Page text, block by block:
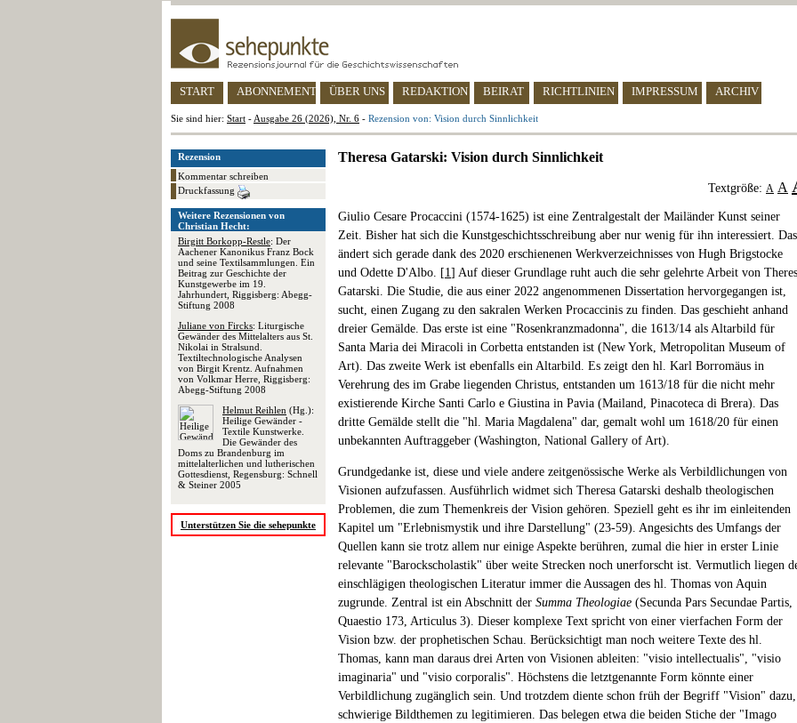
START ABONNEMENT ÜBER UNS REDAKTION BEIRAT RICHTLINIEN IMPRESSUM ARCHIV
Sie sind hier: Start - Ausgabe 26 (2026), Nr. 6 - Rezension von: Vision durch Sinnlichkeit
Rezension
Kommentar schreiben
Druckfassung
Weitere Rezensionen von
Christian Hecht:
Birgitt Borkopp-Restle: Der
Aachener Kanonikus Franz Bock
und seine Textilsammlungen. Ein
Beitrag zur Geschichte der
Kunstgewerbe im 19.
Jahrhundert, Riggisberg: Abegg-
Stiftung 2008
Juliane von Fircks: Liturgische
Gewänder des Mittelalters aus St.
Nikolai in Stralsund.
Textiltechnologische Analysen
von Birgit Krentz. Aufnahmen
von Volkmar Herre, Riggisberg:
Abegg-Stiftung 2008
Helmut Reihlen (Hg.):
Heilige Gewänder -
Textile Kunstwerke.
Die Gewänder des
Doms zu Brandenburg im
mittelalterlichen und lutherischen
Gottesdienst, Regensburg: Schnell
& Steiner 2005
Unterstützen Sie die sehepunkte
Theresa Gatarski: Vision durch Sinnlichkeit
Textgröße: A A
Giulio Cesare Procaccini (1574-1625) ist eine Zentralgestalt der Mailänder Kunst seiner
Zeit. Bisher hat sich die Kunstgeschichtsschreibung aber nur wenig für ihn interessiert. Das
ändert sich gerade dank des 2020 erschienenen Werkverzeichnisses von Hugh Brigstocke
und Odette D'Albo. [1] Auf dieser Grundlage ruht auch die sehr gelehrte Arbeit von
Gatarski. Die Studie, die aus einer 2022 angenommenen Dissertation hervorgegangen ist,
sucht, einen Zugang zu den sakralen Werken Procaccinis zu finden. Das geschieht anhand
dreier Gemälde. Das erste ist eine "Rosenkranzmadonna", die 1613/14 als Altarbild für
Santa Maria dei Miracoli in Corbetta entstanden ist (New York, Metropolitan Museum of
Art). Das zweite Werk ist ebenfalls ein Altarbild. Es zeigt den hl. Karl Borromäus in
Verehrung des im Grabe liegenden Christus, entstanden um 1613/18 für die nicht mehr
existierende Kirche Santi Carlo e Giustina in Pavia (Mailand, Pinacoteca di Brera). Das
dritte Gemälde stellt die "hl. Maria Magdalena" dar, gemalt wohl um 1618/20 für einen
unbekannten Auftraggeber (Washington, National Gallery of Art).
Grundgedanke ist, diese und viele andere zeitgenössische Werke als Verbildlichungen von
Visionen aufzufassen. Ausführlich widmet sich Theresa Gatarski deshalb theologischen
Problemen, die zum Themenkreis der Vision gehören. Speziell geht es ihr im einleitenden
Kapitel um "Erlebnismystik und ihre Darstellung" (23-59). Angesichts des Umfangs der
Quellen kann sie trotz allem nur einige Aspekte berühren, zumal die hier in erster Linie
relevante "Barockscholastik" über weite Strecken noch unerforscht ist. Vermutlich liegen
einschlägigen theologischen Literatur immer die Aussagen des hl. Thomas von Aquin
zugrunde. Zentral ist ein Abschnitt der Summa Theologiae (Secunda Pars Secundae Partis,
Quaestio 173, Articulus 3). Dieser komplexe Text spricht von einer vierfachen Form der
Vision bzw. der prophetischen Schau. Berücksichtigt man noch weitere Texte des hl.
Thomas, kann man daraus drei Arten von Visionen ableiten: "visio intellectualis", "visio
imaginaria" und "visio corporalis". Höchstens die letztgenannte Form könnte einer
Verbildlichung zugänglich sein. Und trotzdem diente schon früh der Begriff "Vision" dazu,
schwierige Bildthemen zu legitimieren. Das belegen etwa die beiden Stiche der "Imago